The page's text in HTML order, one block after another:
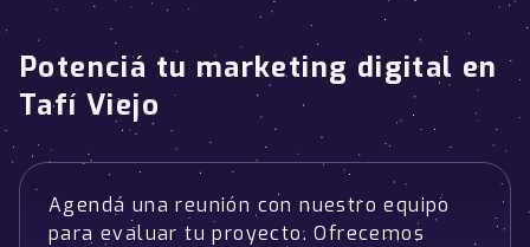
Potenciá tu marketing digital en
Tafí Viejo
Agendá una reunión con nuestro equipo
para evaluar tu proyecto. Ofrecemos